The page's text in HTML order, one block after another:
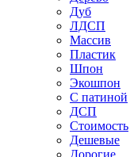
Дуб
ЛДСП
Массив
Пластик
Шпон
Экошпон
С патиной
ДСП
Стоимость
Дешевые
Дорогие